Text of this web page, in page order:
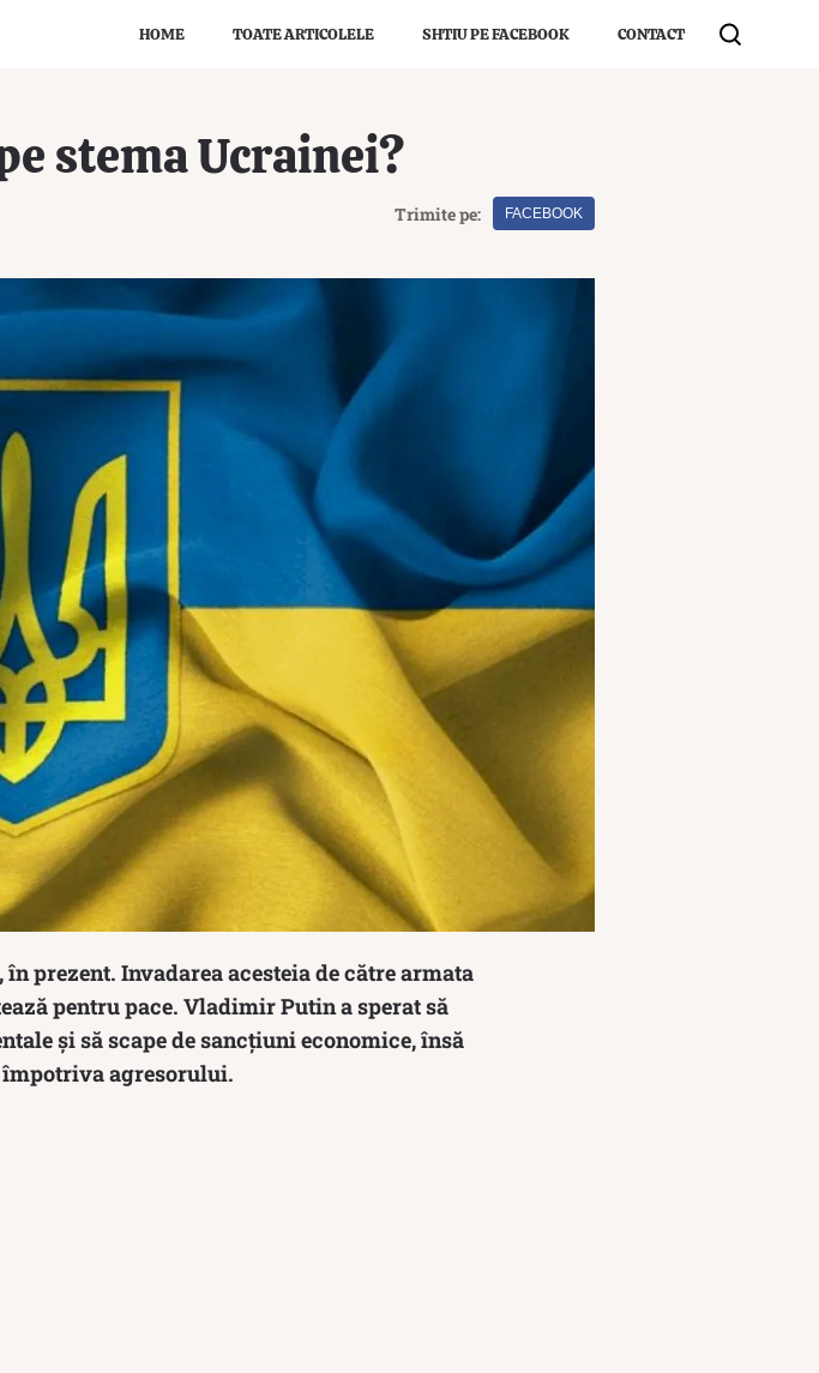
HOME TOATE ARTICOLELE SHTIU PE FACEBOOK CONTACT
stema Ucrainei?
Trimite pe: FACEBOOK
prezent. Invadarea acesteia de către armata
pentru pace. Vladimir Putin a sperat să
și să scape de sancțiuni economice, însă
agresorului.